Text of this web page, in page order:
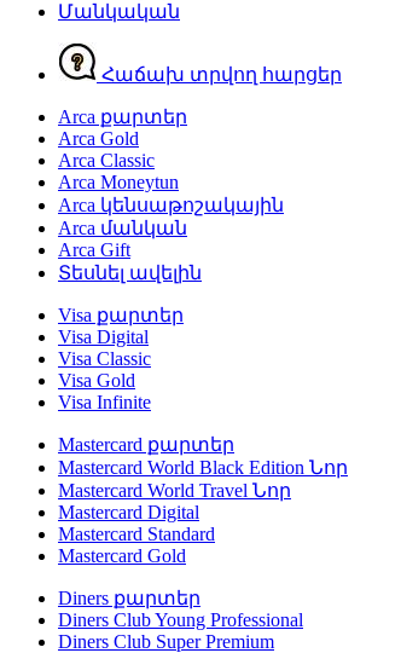
Մանկական
Հաճախ տրվող հարցեր
Arca քարտեր
Arca Gold
Arca Classic
Arca Moneytun
Arca կենսաթոշակային
Arca մանկան
Arca Gift
Տեսնել ավելին
Visa քարտեր
Visa Digital
Visa Classic
Visa Gold
Visa Infinite
Mastercard քարտեր
Mastercard World Black Edition Նոր
Mastercard World Travel Նոր
Mastercard Digital
Mastercard Standard
Mastercard Gold
Diners քարտեր
Diners Club Young Professional
Diners Club Super Premium